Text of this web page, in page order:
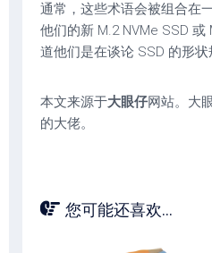
通常，这些术语会被组合在
他们的新 M.2 NVMe SSD 或
道他们是在谈论 SSD 的形状
本文来源于大眼仔网站。大
的大佬。
您可能还喜欢...